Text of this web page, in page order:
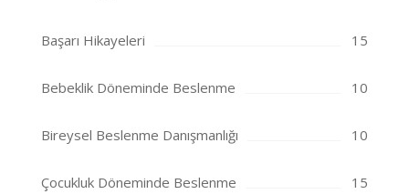
Başarı Hikayeleri 15
Bebeklik Döneminde Beslenme 10
Bireysel Beslenme Danışmanlığı 10
Çocukluk Döneminde Beslenme 15